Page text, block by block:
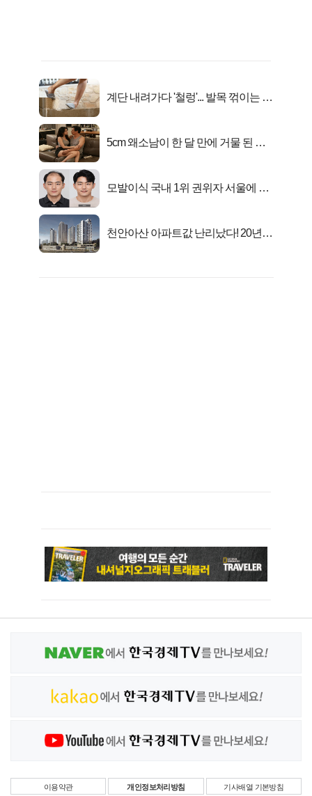
계단 내려가다 '철렁'... 발목 꺾이는 이
5cm 왜소남이 한 달 만에 거물 된 사
모발이식 국내 1위 권위자 서울에 있
천안아산 아파트값 난리났다! 20년
이용약관 개인정보처리방침 기사배열 기본방침